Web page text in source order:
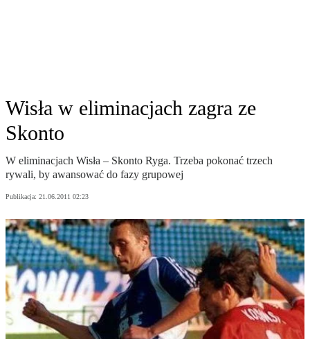
Wisła w eliminacjach zagra ze
Skonto
W eliminacjach Wisła – Skonto Ryga. Trzeba pokonać trzech
rywali, by awansować do fazy grupowej
Publikacja: 21.06.2011 02:23